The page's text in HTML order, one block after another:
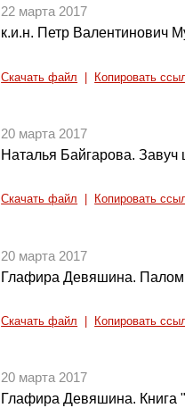
22 марта 2017
к.и.н. Петр Валентинович
Скачать файл Копировать
20 марта 2017
Наталья Байгарова.
Скачать файл Копировать
20 марта 2017
Глафира Девяшина.
Скачать файл Копировать
20 марта 2017
Глафира Девяшина. Книга